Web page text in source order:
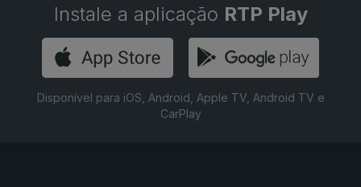
Instale a aplicação RTP Play
Disponível para iOS, Android, Apple TV, Android TV e
CarPlay